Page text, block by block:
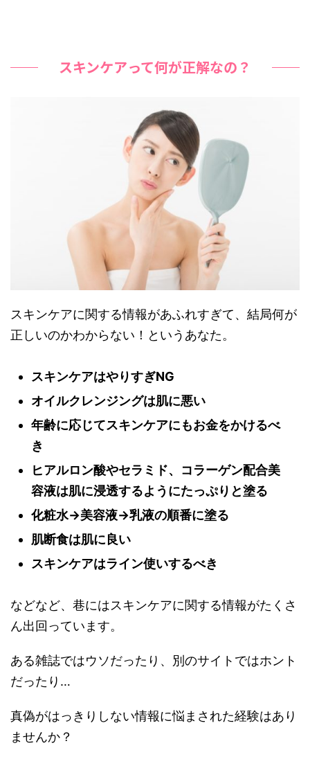
スキンケアって何が正解なの？
スキンケアに関する情報があふれすぎて、結局何が
正しいのかわからない！というあなた。
スキンケアはやりすぎNG
オイルクレンジングは肌に悪い
年齢に応じてスキンケアにもお金をかけるべ
き
ヒアルロン酸やセラミド、コラーゲン配合美
容液は肌に浸透するようにたっぷりと塗る
化粧水→美容液→乳液の順番に塗る
肌断食は肌に良い
スキンケアはライン使いするべき
などなど、巷にはスキンケアに関する情報がたくさ
ん出回っています。
ある雑誌ではウソだったり、別のサイトではホント
だったり…
真偽がはっきりしない情報に悩まされた経験はあり
ませんか？